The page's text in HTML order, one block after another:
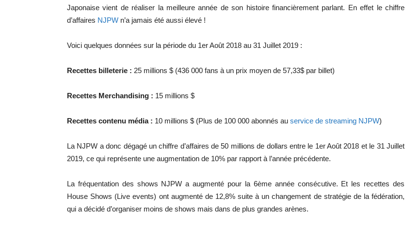
Japonaise vient de réaliser la meilleure année de son histoire financièrement parlant. En effet le chiffre
d’affaires NJPW n’a jamais été aussi élevé !
Voici quelques données sur la période du 1er Août 2018 au 31 Juillet 2019 :
Recettes billeterie : 25 millions $ (436 000 fans à un prix moyen de 57,33$ par billet)
Recettes Merchandising : 15 millions $
Recettes contenu média : 10 millions $ (Plus de 100 000 abonnés au service de streaming NJPW)
La NJPW a donc dégagé un chiffre d’affaires de 50 millions de dollars entre le 1er Août 2018 et le 31 Juillet
2019, ce qui représente une augmentation de 10% par rapport à l’année précédente.
La fréquentation des shows NJPW a augmenté pour la 6ème année consécutive. Et les recettes des
House Shows (Live events) ont augmenté de 12,8% suite à un changement de stratégie de la fédération,
qui a décidé d’organiser moins de shows mais dans de plus grandes arènes.